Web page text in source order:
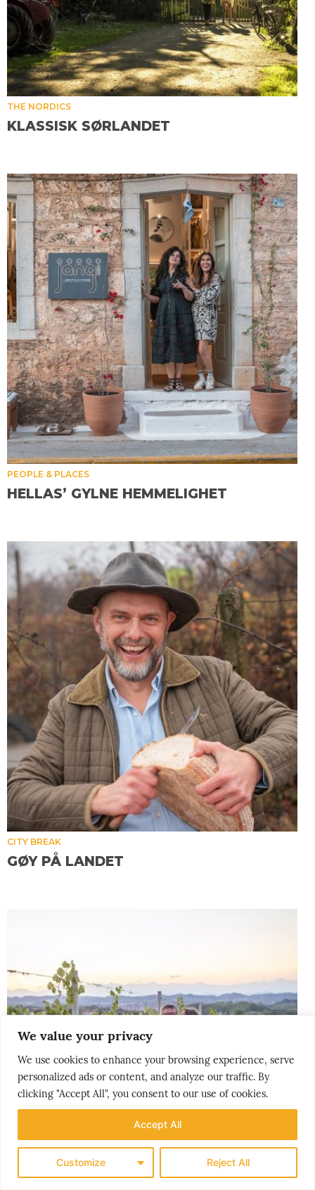
We value your privacy
We use cookies to enhance your browsing experience, serve
personalized ads or content, and analyze our traffic. By
clicking "Accept All", you consent to our use of cookies.
Customize Reject All
Accept All
THE NORDICS
KLASSISK SØRLANDET
PEOPLE & PLACES
HELLAS’ GYLNE HEMMELIGHET
CITY BREAK
GØY PÅ LANDET